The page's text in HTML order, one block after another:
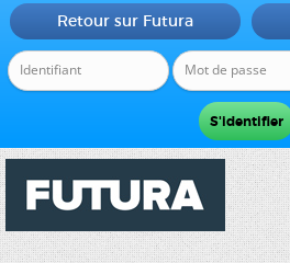
Retour sur Futura